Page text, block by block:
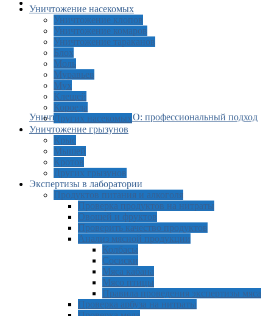
Уничтожение моли в ВАО: профессиональный подход
Уничтожение насекомых
Уничтожение клопов
Уничтожение комаров
Уничтожение тараканов
Блох
Моль
Муравьев
Мух
Клещей
Короеда
Других насекомых
Уничтожение грызунов
Крыс
Мышей
Кротов
Других грызунов
Экспертизы в лаборатории
Продуктов питания и алкоголя
Проверка продуктов на нитраты
Овощей и фруктов
Проверить качество продуктов
Анализ мясной продукции
Колбасы
Сосиски
Мяса кабана
Мясо птицы
Правила проведения экспертизы мяса
Проверка арбуза на нитраты